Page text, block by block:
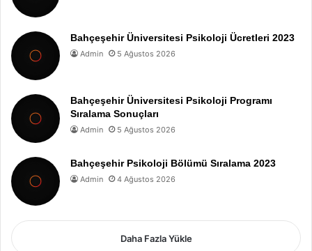
Bahçeşehir Üniversitesi Psikoloji Ücretleri 2023
Admin 5 Ağustos 2026
Bahçeşehir Üniversitesi Psikoloji Programı
Sıralama Sonuçları
Admin 5 Ağustos 2026
Bahçeşehir Psikoloji Bölümü Sıralama 2023
Admin 4 Ağustos 2026
Daha Fazla Yükle